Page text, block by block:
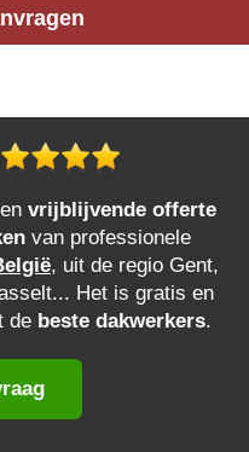
vrijblijvende offerte
van professionele
, uit de regio Gent,
Het is gratis en
de beste dakwerkers.